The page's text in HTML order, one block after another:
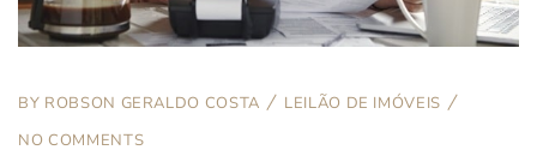
BY ROBSON GERALDO COSTA
LEILÃO DE IMÓVEIS
NO COMMENTS